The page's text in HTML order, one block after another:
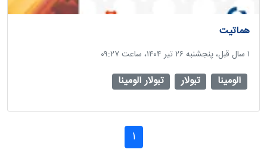
هماتیت
‫۱ سال قبل، پنجشنبه ۲۶ تیر ۱۴۰۴، ساعت ۰۹:۲۷
آلومینا تبولار تبولار آلومینا
1